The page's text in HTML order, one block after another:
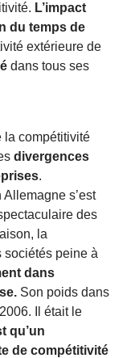
L’impact
du temps de
extérieure de
dans tous ses
la compétitivité
divergences
.
s’est
des
la
sociétés peine à
dans
Son poids dans
Il était le
qu’un
de compétitivité